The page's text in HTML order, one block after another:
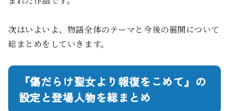
次はいよいよ、物語全体のテーマと今後の展開について
総まとめをしていきます。
『傷だらけ聖女より報復をこめて』の
設定と登場人物を総まとめ